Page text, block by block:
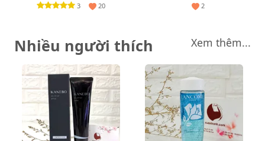
3 20 2
Nhiều người thích Xem thêm...